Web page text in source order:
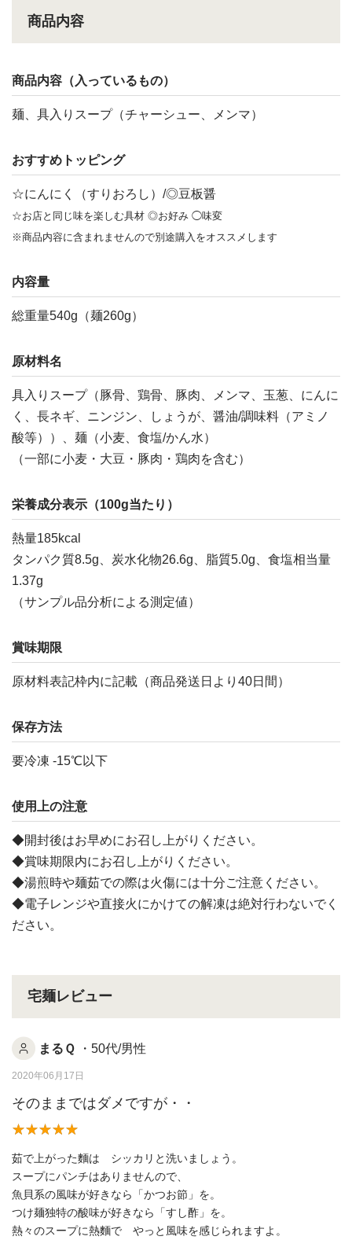
商品内容
商品内容（入っているもの）
麺、具入りスープ（チャーシュー、メンマ）
おすすめトッピング
☆にんにく（すりおろし）/◎豆板醤
☆お店と同じ味を楽しむ具材 ◎お好み ◯味変
※商品内容に含まれませんので別途購入をオススメします
内容量
総重量540g（麺260g）
原材料名
具入りスープ（豚骨、鶏骨、豚肉、メンマ、玉葱、にんに
く、長ネギ、ニンジン、しょうが、醤油/調味料（アミノ
酸等））、麺（小麦、食塩/かん水）
（一部に小麦・大豆・豚肉・鶏肉を含む）
栄養成分表示（100g当たり）
熱量185kcal
タンパク質8.5g、炭水化物26.6g、脂質5.0g、食塩相当量
1.37g
（サンプル品分析による測定値）
賞味期限
原材料表記枠内に記載（商品発送日より40日間）
保存方法
要冷凍 -15℃以下
使用上の注意
◆開封後はお早めにお召し上がりください。
◆賞味期限内にお召し上がりください。
◆湯煎時や麺茹での際は火傷には十分ご注意ください。
◆電子レンジや直接火にかけての解凍は絶対行わないでく
ださい。
宅麺レビュー
まるＱ ・50代/男性
2020年06月17日
そのままではダメですが・・
茹で上がった麵は シッカリと洗いましょう。
スープにパンチはありませんので、
魚貝系の風味が好きなら「かつお節」を。
つけ麺独特の酸味が好きなら「すし酢」を。
熱々のスープに熱麵で やっと風味を感じられますよ。